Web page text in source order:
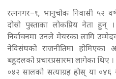
रत्ननगर–९, भानुचोक निवासी ५२
दोस्रो पुस्ताका लोकप्रिय नेता
निर्वाचनमा उनले मेयरका लागि
नेविसंघको राजनीतिमा
बहुदलको प्रचारप्रसारमा लागेका थिए
०४२ सालको सत्याग्रह होस् या ०४६